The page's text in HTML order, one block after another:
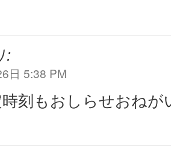
:
日 5:38 PM
刻もおしらせおねが